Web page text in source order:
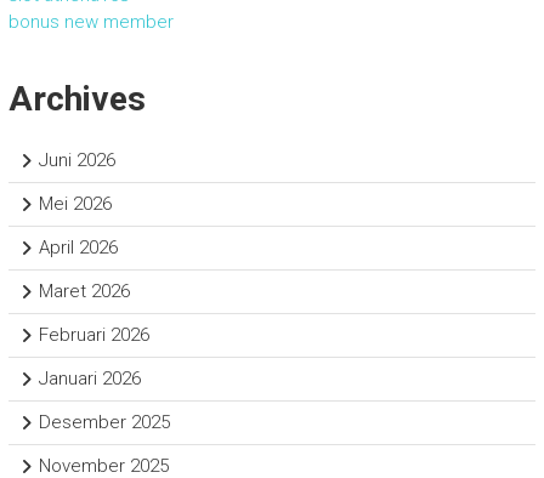
bonus new member
Archives
Juni 2026
Mei 2026
April 2026
Maret 2026
Februari 2026
Januari 2026
Desember 2025
November 2025